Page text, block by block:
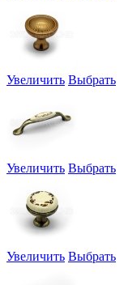
Увеличить Выбрать
Увеличить Выбрать
Увеличить Выбрать